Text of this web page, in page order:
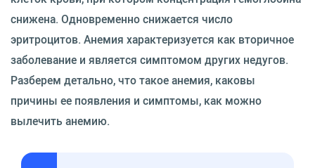
снижена. Одновременно снижается число
эритроцитов. Анемия характеризуется как вторичное
заболевание и является симптомом других недугов.
Разберем детально, что такое анемия, каковы
причины ее появления и симптомы, как можно
вылечить анемию.